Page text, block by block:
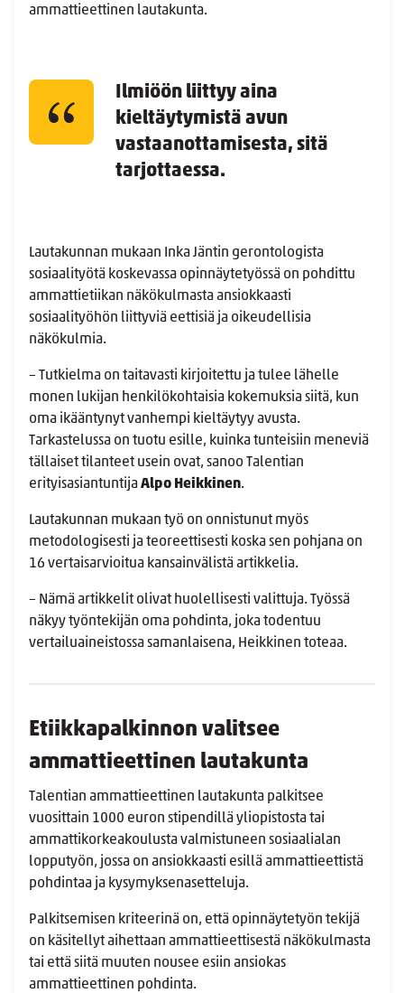
ammattieettinen lautakunta.
Ilmiöön liittyy aina
kieltäytymistä avun
vastaanottamisesta, sitä
tarjottaessa.
Lautakunnan mukaan Inka Jäntin gerontologista
sosiaalityötä koskevassa opinnäytetyössä on pohdittu
ammattietiikan näkökulmasta ansiokkaasti
sosiaalityöhön liittyviä eettisiä ja oikeudellisia
näkökulmia.
– Tutkielma on taitavasti kirjoitettu ja tulee lähelle
monen lukijan henkilökohtaisia kokemuksia siitä, kun
oma ikääntynyt vanhempi kieltäytyy avusta.
Tarkastelussa on tuotu esille, kuinka tunteisiin meneviä
tällaiset tilanteet usein ovat, sanoo Talentian
erityisasiantuntijaAlpo Heikkinen.
Lautakunnan mukaan työ on onnistunut myös
metodologisesti ja teoreettisesti koska sen pohjana on
16 vertaisarvioitua kansainvälistä artikkelia.
– Nämä artikkelit olivat huolellisesti valittuja. Työssä
näkyy työntekijän oma pohdinta, joka todentuu
vertailuaineistossa samanlaisena, Heikkinen toteaa.
Etiikkapalkinnon valitsee
ammattieettinen lautakunta
Talentian ammattieettinen lautakunta palkitsee
vuosittain 1000 euron stipendillä yliopistosta tai
ammattikorkeakoulusta valmistuneen sosiaalialan
lopputyön, jossa on ansiokkaasti esillä ammattieettistä
pohdintaa ja kysymyksenasetteluja.
Palkitsemisen kriteerinä on, että opinnäytetyön tekijä
on käsitellyt aihettaan ammattieettisestä näkökulmasta
tai että siitä muuten nousee esiin ansiokas
ammattieettinen pohdinta.